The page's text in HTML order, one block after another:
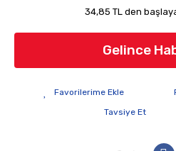
34,85 TL den
Gelince
Tavsiye Et